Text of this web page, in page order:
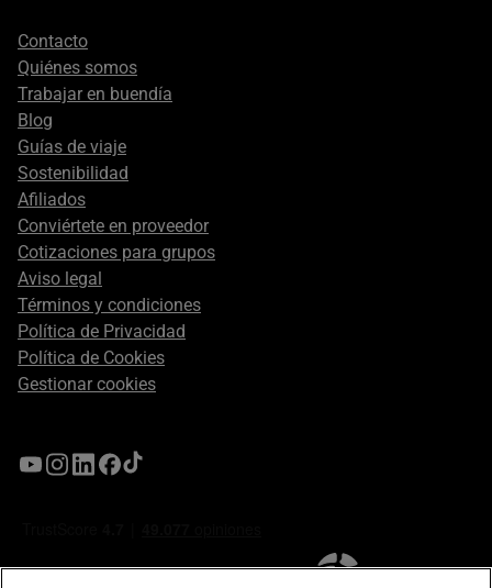
Footer
secondary
Contacto
Quiénes somos
Trabajar en buendía
Blog
Guías de viaje
Sostenibilidad
Afiliados
Conviértete en proveedor
Cotizaciones para grupos
Aviso legal
Términos y condiciones
Política de Privacidad
Política de Cookies
Gestionar cookies